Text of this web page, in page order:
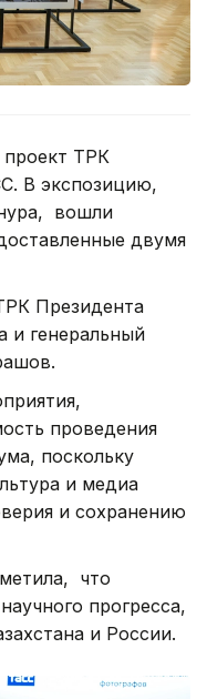
ТРК
В экспозицию,
вошли
двумя
Президента
и генеральный
проведения
поскольку
и медиа
и сохранению
что
прогресса,
и России.